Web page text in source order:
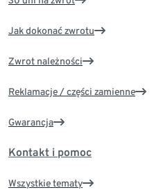
Jak dokonać zwrotu
Zwrot należności
Reklamacje / części zamienne
Gwarancja
Kontakt i pomoc
Wszystkie tematy